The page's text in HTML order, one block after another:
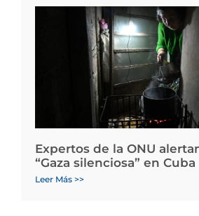
Expertos de la ONU
“Gaza silenciosa” en Cuba
Leer Más >>